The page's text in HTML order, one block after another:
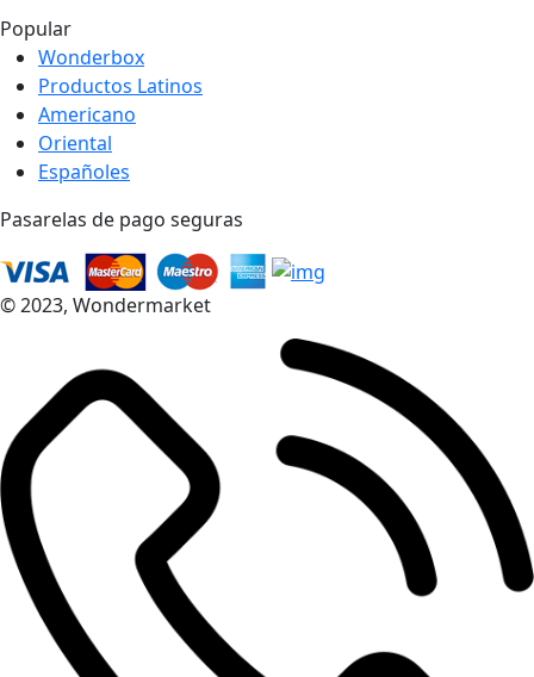
Popular
Wonderbox
Productos Latinos
Americano
Oriental
Españoles
Pasarelas de pago seguras
© 2023, Wondermarket